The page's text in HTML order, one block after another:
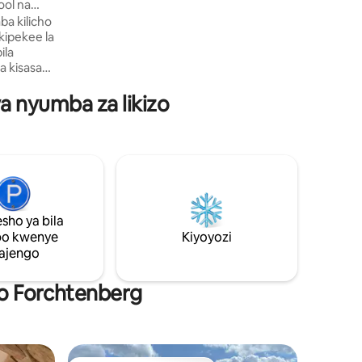
na
kilicho
kisasa
na
nyumba za likizo
ya bila
kwenye
Kiyoyozi
Forchtenberg